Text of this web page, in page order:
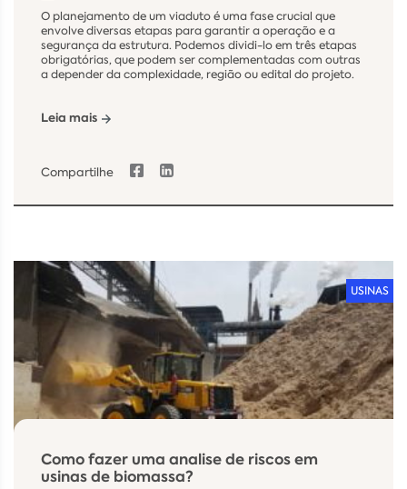
O planejamento de um viaduto é uma fase crucial que
envolve diversas etapas para garantir a operação e a
segurança da estrutura. Podemos dividi-lo em três etapas
obrigatórias, que podem ser complementadas com outras
a depender da complexidade, região ou edital do projeto.
Leia mais
Compartilhe
USINAS
Como fazer uma analise de riscos em
usinas de biomassa?